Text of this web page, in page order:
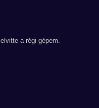
a régi gépem.